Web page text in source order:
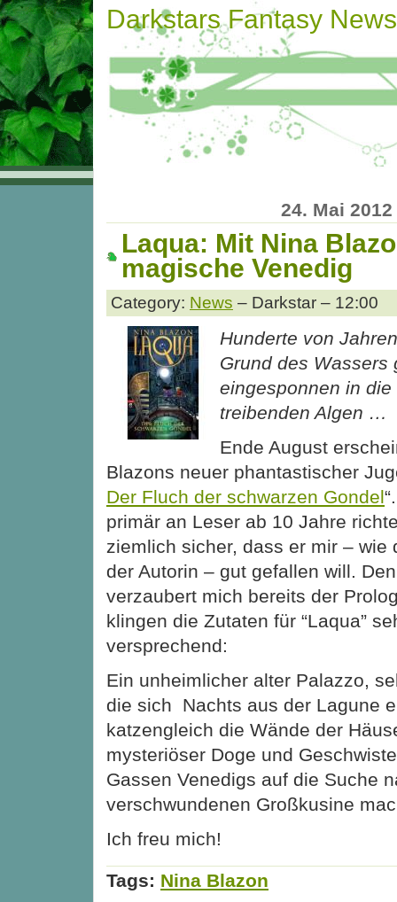
Darkstars Fantasy News
24. Mai 2012
Laqua: Mit Nina
magische Venedig
Category: News – Darkstar – 12:00
Hunderte von
Grund des Wassers
eingesponnen in
treibenden Algen …
Ende August
Blazons neuer phantastischer
Der Fluch der schwarzen Gondel
primär an Leser ab 10 Jahre
ziemlich sicher, dass er mir – wie
der Autorin – gut gefallen will.
verzaubert mich bereits der
klingen die Zutaten für “Laqua”
versprechend:
Ein unheimlicher alter Palazzo,
die sich Nachts aus der Lagune
katzengleich die Wände der
mysteriöser Doge und
Gassen Venedigs auf die Suche
verschwundenen Großkusine
Ich freu mich!
Tags: Nina Blazon